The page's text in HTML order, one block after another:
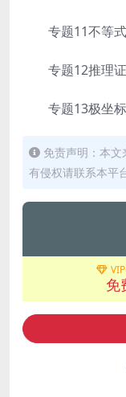
专题11不等
专题12推理证
专题13极坐标
免责声明：本
有侵权请联系本平
免